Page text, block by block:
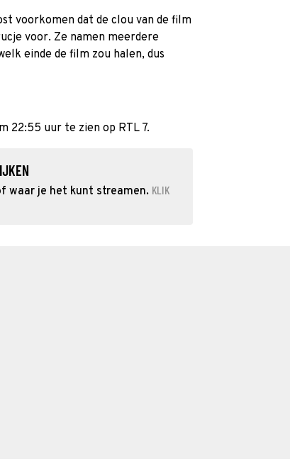
voorkomen dat de clou van de film
voor. Ze namen meerdere
einde de film zou halen, dus
22:55 uur te zien op RTL 7.
waar je het kunt streamen. KLIK